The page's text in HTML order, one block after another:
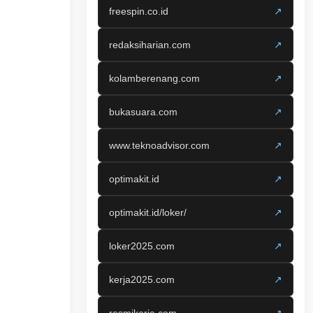
freespin.co.id ↗
redaksiharian.com ↗
kolamberenang.com ↗
bukasuara.com ↗
www.teknoadvisor.com ↗
optimakit.id ↗
optimakit.id/loker/ ↗
loker2025.com ↗
kerja2025.com ↗